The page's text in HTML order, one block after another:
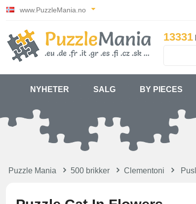
www.PuzzleMania.no
13331
NYHETER SALG BY PIECES
Puzzle Mania 500 brikker Clementoni